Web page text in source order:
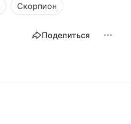
Скорпион
Поделиться